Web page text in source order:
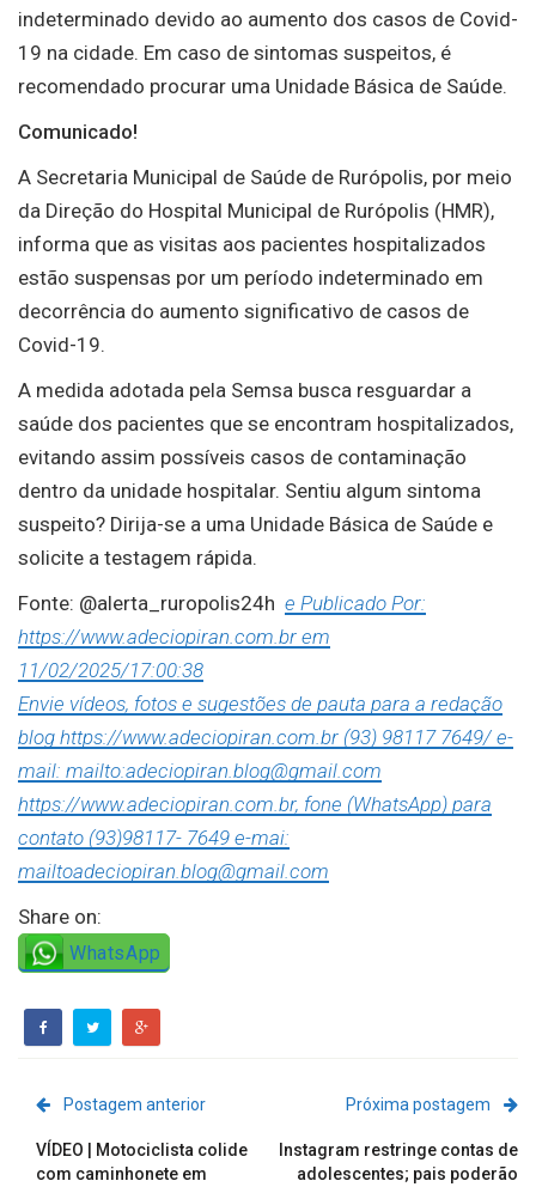
indeterminado devido ao aumento dos casos de Covid-
19 na cidade. Em caso de sintomas suspeitos, é
recomendado procurar uma Unidade Básica de Saúde.
Comunicado!
A Secretaria Municipal de Saúde de Rurópolis, por meio
da Direção do Hospital Municipal de Rurópolis (HMR),
informa que as visitas aos pacientes hospitalizados
estão suspensas por um período indeterminado em
decorrência do aumento significativo de casos de
Covid-19.
A medida adotada pela Semsa busca resguardar a
saúde dos pacientes que se encontram hospitalizados,
evitando assim possíveis casos de contaminação
dentro da unidade hospitalar. Sentiu algum sintoma
suspeito? Dirija-se a uma Unidade Básica de Saúde e
solicite a testagem rápida.
Fonte: @alerta_ruropolis24h e Publicado Por:
https://www.adeciopiran.com.br em
11/02/2025/17:00:38
Envie vídeos, fotos e sugestões de pauta para a redação
blog https://www.adeciopiran.com.br (93) 98117 7649/ e-
mail: mailto:adeciopiran.blog@gmail.com
https://www.adeciopiran.com.br, fone (WhatsApp) para
contato (93)98117- 7649 e-mai:
mailtoadeciopiran.blog@gmail.com
Share on:
WhatsApp
Postagem anterior
VÍDEO | Motociclista colide
com caminhonete em
Próxima postagem
Instagram restringe contas de
adolescentes; pais poderão